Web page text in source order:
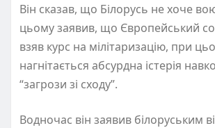
Він сказав, що Білорусь не хоче
цьому заявив, що Європейський
взяв курс на мілітаризацію, при
нагнітається абсурдна істерія
“загрози зі сходу”.
Водночас він заявив білоруським